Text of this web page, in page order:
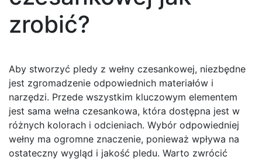
zrobić?
Aby stworzyć pledy z wełny czesankowej, niezbędne
jest zgromadzenie odpowiednich materiałów i
narzędzi. Przede wszystkim kluczowym elementem
jest sama wełna czesankowa, która dostępna jest w
różnych kolorach i odcieniach. Wybór odpowiedniej
wełny ma ogromne znaczenie, ponieważ wpływa na
ostateczny wygląd i jakość pledu. Warto zwrócić